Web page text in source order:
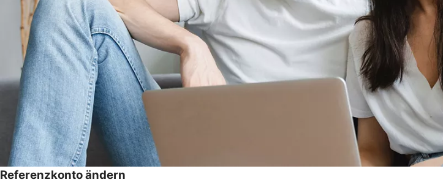
Referenzkonto ändern